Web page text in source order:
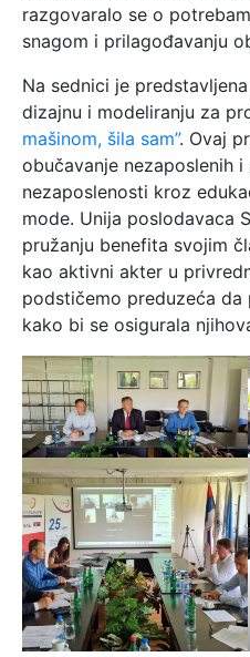
razgovaralo se o
snagom i prilagođavanju
Na sednici je
dizajnu i modeliranju za
mašinom, šila sam”. Ovaj
obučavanje nezaposlenih
nezaposlenosti kroz
mode. Unija poslodavaca
pružanju benefita svojim
kao aktivni akter u
podstičemo preduzeća da
kako bi se osigurala